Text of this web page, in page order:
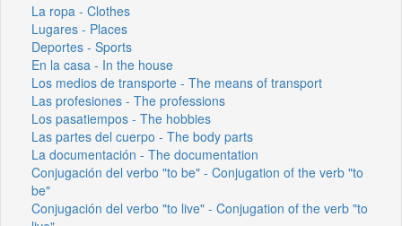
La ropa - Clothes
Lugares - Places
Deportes - Sports
En la casa - In the house
Los medios de transporte - The means of transport
Las profesiones - The professions
Los pasatiempos - The hobbies
Las partes del cuerpo - The body parts
La documentación - The documentation
Conjugación del verbo "to be" - Conjugation of the verb "to
be"
Conjugación del verbo "to live" - Conjugation of the verb "to